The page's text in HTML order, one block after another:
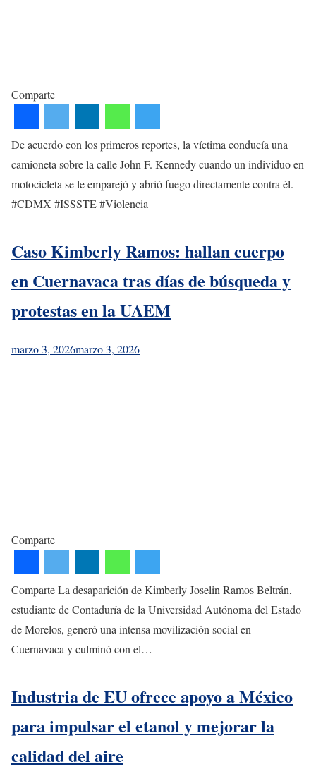
Comparte
De acuerdo con los primeros reportes, la víctima conducía una
camioneta sobre la calle John F. Kennedy cuando un individuo en
motocicleta se le emparejó y abrió fuego directamente contra él.
#CDMX #ISSSTE #Violencia
Caso Kimberly Ramos: hallan cuerpo
en Cuernavaca tras días de búsqueda y
protestas en la UAEM
marzo 3, 2026marzo 3, 2026
Comparte
Comparte La desaparición de Kimberly Joselin Ramos Beltrán,
estudiante de Contaduría de la Universidad Autónoma del Estado
de Morelos, generó una intensa movilización social en
Cuernavaca y culminó con el…
Industria de EU ofrece apoyo a México
para impulsar el etanol y mejorar la
calidad del aire